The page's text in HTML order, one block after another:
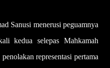
Sanusi menerusi peguamnya
kedua selepas Mahkamah
representasi pertama